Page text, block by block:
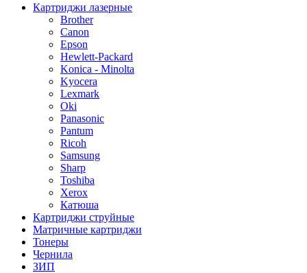
Картриджи лазерные
Brother
Canon
Epson
Hewlett-Packard
Konica - Minolta
Kyocera
Lexmark
Oki
Panasonic
Pantum
Ricoh
Samsung
Sharp
Toshiba
Xerox
Катюша
Картриджи струйные
Матричные картриджи
Тонеры
Чернила
ЗИП